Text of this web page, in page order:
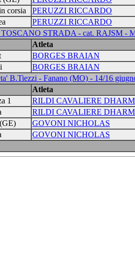
corsia
PERUZZI RICCARDO
PERUZZI RICCARDO
STRADA - cat. RAJSM -
Atleta
BORGES BRAIAN
BORGES BRAIAN
B.Tiezzi - Fanano (MO) - 14/16
Atleta
1
RILDI CAVALIERE
RILDI CAVALIERE
GOVONI NICHOLAS
GOVONI NICHOLAS